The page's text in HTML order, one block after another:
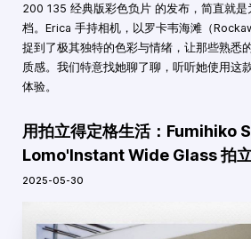
200 135 经典版彩色负片 的发布，简直就是
档。Erica 手持相机，以罗卡韦海滩（
捉到了极其独特的色彩与情绪，让那些熟悉
质感。我们特意找她聊了聊，听听她使用这
体验。
用拍立得定格生活：Fumihiko
Lomo'Instant Wide Glass 拍
2025-05-30